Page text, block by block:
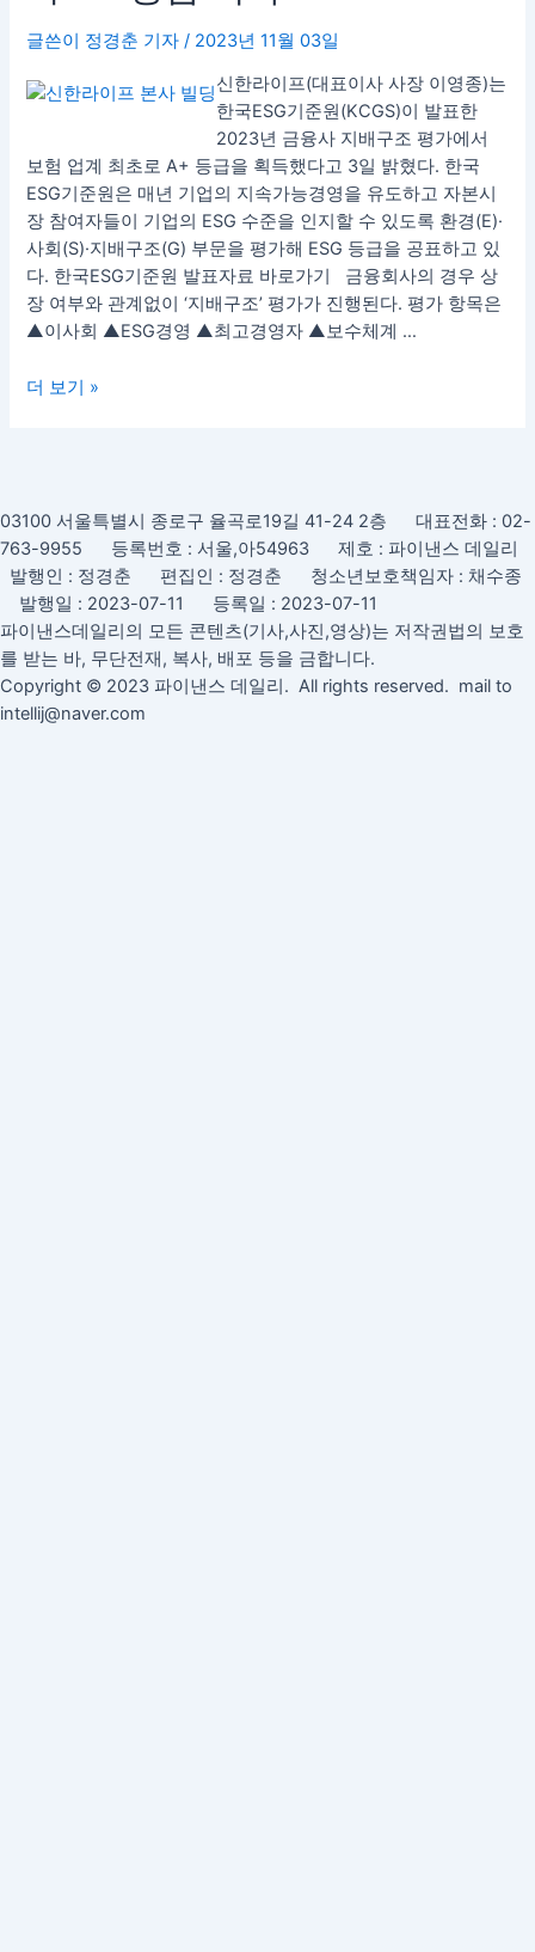
글쓴이 정경춘 기자/ 2023년 11월 03일
신한라이프(대표이사 사장 이영종)는
한국ESG기준원(KCGS)이 발표한
2023년 금융사 지배구조 평가에서
보험 업계 최초로 A+ 등급을 획득했다고 3일 밝혔다. 한국
ESG기준원은 매년 기업의 지속가능경영을 유도하고 자본시
장 참여자들이 기업의 ESG 수준을 인지할 수 있도록 환경(E)·
사회(S)·지배구조(G) 부문을 평가해 ESG 등급을 공표하고 있
다. 한국ESG기준원 발표자료 바로가기 금융회사의 경우 상
장 여부와 관계없이 ‘지배구조’ 평가가 진행된다. 평가 항목은
▲이사회 ▲ESG경영 ▲최고경영자 ▲보수체계 …
계
최
초
한
국
ESG
기
준
원
지
구
등
급
획
득
더 보기 »
03100 서울특별시 종로구 율곡로19길 41-24 2층 대표전화 : 02-
763-9955 등록번호 : 서울,아54963 제호 : 파이낸스 데일리
발행인 : 정경춘 편집인 : 정경춘 청소년보호책임자 : 채수종
발행일 : 2023-07-11 등록일 : 2023-07-11
파이낸스데일리의 모든 콘텐츠(기사,사진,영상)는 저작권법의 보호
를 받는 바, 무단전재, 복사, 배포 등을 금합니다.
Copyright © 2023 파이낸스 데일리. All rights reserved. mail to
intellij@naver.com